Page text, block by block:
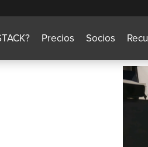
Precios Socios